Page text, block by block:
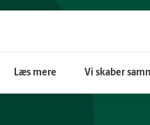
Læs mere Vi skaber